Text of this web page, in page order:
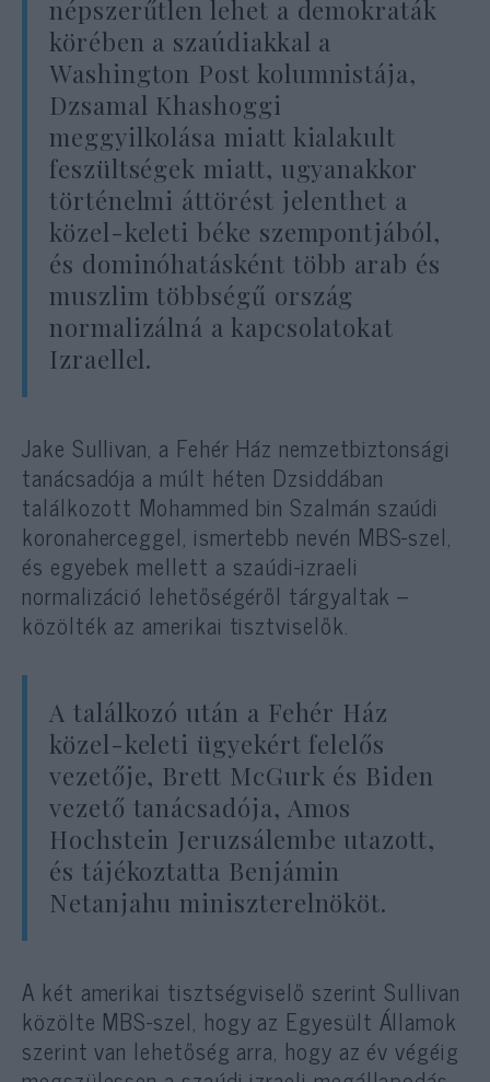
népszerűtlen lehet a demokraták
körében a szaúdiakkal a
Washington Post kolumnistája,
Dzsamal Khashoggi
meggyilkolása miatt kialakult
feszültségek miatt, ugyanakkor
történelmi áttörést jelenthet a
közel-keleti béke szempontjából,
és dominóhatásként több arab és
muszlim többségű ország
normalizálná a kapcsolatokat
Izraellel.
Jake Sullivan, a Fehér Ház nemzetbiztonsági
tanácsadója a múlt héten Dzsiddában
találkozott Mohammed bin Szalmán szaúdi
koronaherceggel, ismertebb nevén MBS-szel,
és egyebek mellett a szaúdi-izraeli
normalizáció lehetőségéről tárgyaltak –
közölték az amerikai tisztviselők.
A találkozó után a Fehér Ház
közel-keleti ügyekért felelős
vezetője, Brett McGurk és Biden
vezető tanácsadója, Amos
Hochstein Jeruzsálembe utazott,
és tájékoztatta Benjámin
Netanjahu miniszterelnököt.
A két amerikai tisztségviselő szerint Sullivan
közölte MBS-szel, hogy az Egyesült Államok
szerint van lehetőség arra, hogy az év végéig